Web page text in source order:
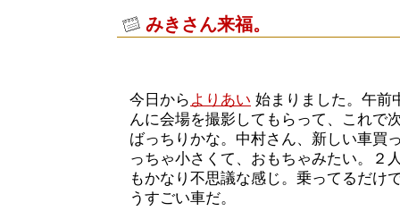
みきさん来福。
今日から よりあい 始まりました。午前
んに会場を撮影してもらって、これで
ばっちりかな。中村さん、新しい車買
っちゃ小さくて、おもちゃみたい。２
もかなり不思議な感じ。乗ってるだけ
うすごい車だ。